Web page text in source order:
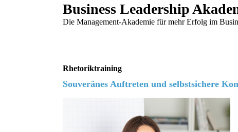
Business Leadership
Die Management-Akademie für mehr Erfolg im
Rhetoriktraining
Souveränes Auftreten und selbstsichere